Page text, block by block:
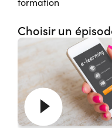
Choisir un